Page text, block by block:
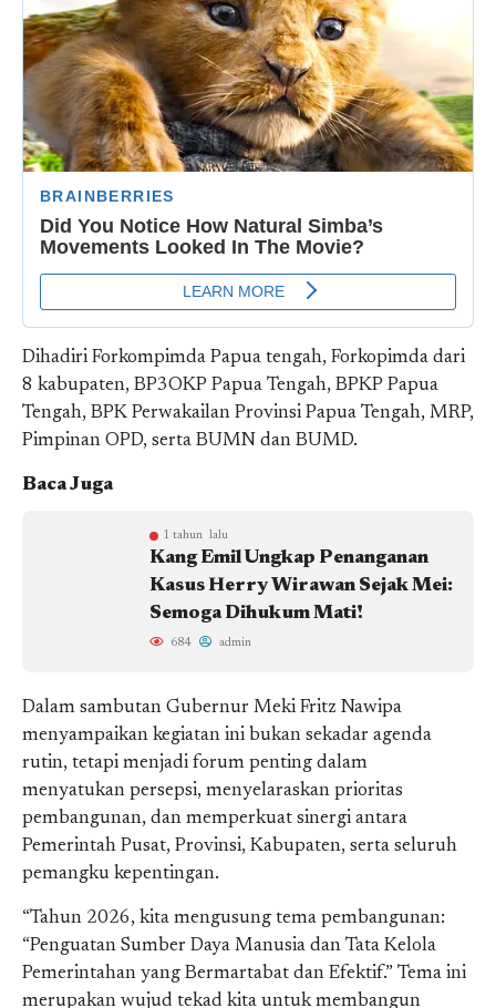
Dihadiri Forkompimda Papua tengah, Forkopimda dari
8 kabupaten, BP3OKP Papua Tengah, BPKP Papua
Tengah, BPK Perwakailan Provinsi Papua Tengah, MRP,
Pimpinan OPD, serta BUMN dan BUMD.
Baca Juga
1 tahun lalu
Kang Emil Ungkap Penanganan
Kasus Herry Wirawan Sejak Mei:
Semoga Dihukum Mati!
684 admin
Dalam sambutan Gubernur Meki Fritz Nawipa
menyampaikan kegiatan ini bukan sekadar agenda
rutin, tetapi menjadi forum penting dalam
menyatukan persepsi, menyelaraskan prioritas
pembangunan, dan memperkuat sinergi antara
Pemerintah Pusat, Provinsi, Kabupaten, serta seluruh
pemangku kepentingan.
“Tahun 2026, kita mengusung tema pembangunan:
“Penguatan Sumber Daya Manusia dan Tata Kelola
Pemerintahan yang Bermartabat dan Efektif.” Tema ini
merupakan wujud tekad kita untuk membangun